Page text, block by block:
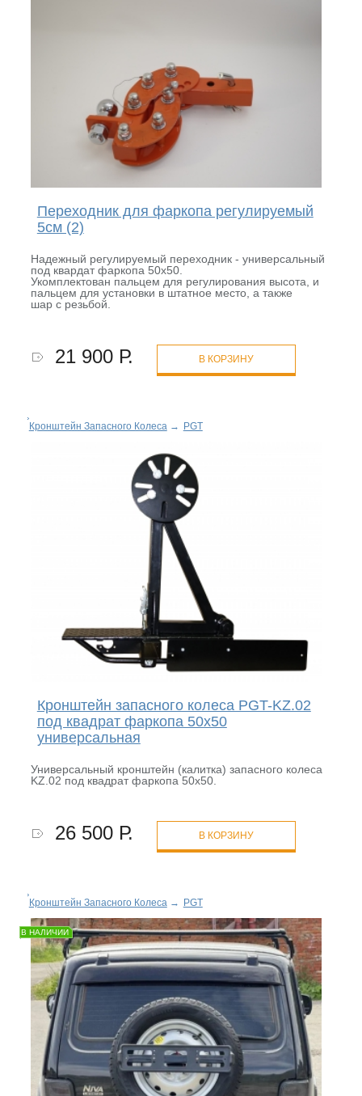
Переходник для фаркопа регулируемый
5см (2)
Надежный регулируемый переходник - универсальный
под квардат фаркопа 50x50.
Укомплектован пальцем для регулирования высота, и
пальцем для установки в штатное место, а также
шар с резьбой.
21 900 Р. В КОРЗИНУ
Кронштейн Запасного Колеса→ PGT
Кронштейн запасного колеса PGT-KZ.02
под квадрат фаркопа 50х50
универсальная
Универсальный кронштейн (калитка) запасного колеса
KZ.02 под квадрат фаркопа 50х50.
26 500 Р. В КОРЗИНУ
Кронштейн Запасного Колеса → PGT
В НАЛИЧИИ